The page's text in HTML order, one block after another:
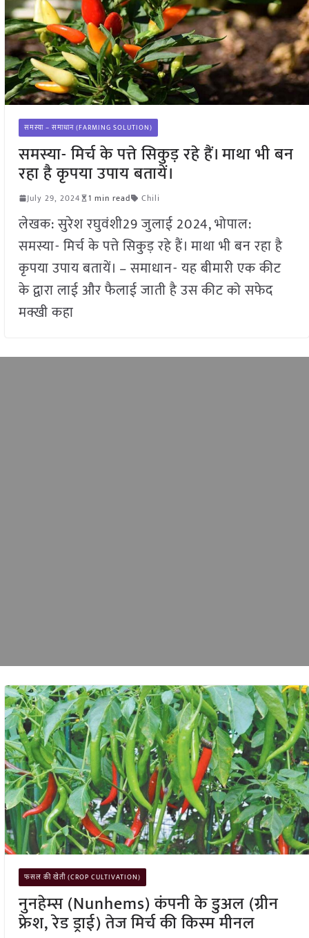
समस्या – समाधान (FARMING SOLUTION)
समस्या- मिर्च के पत्ते सिकुड़ रहे हैं। माथा भी बन
रहा है कृपया उपाय बतायें।
July 29, 2024 1 min read Chili
लेखक: सुरेश रघुवंशी29 जुलाई 2024, भोपाल:
समस्या- मिर्च के पत्ते सिकुड़ रहे हैं। माथा भी बन रहा है
कृपया उपाय बतायें। – समाधान- यह बीमारी एक कीट
के द्वारा लाई और फैलाई जाती है उस कीट को सफेद
मक्खी कहा
फसल की खेती (CROP CULTIVATION)
नुनहेम्स (Nunhems) कंपनी के डुअल (ग्रीन
फ्रेश, रेड ड्राई) तेज मिर्च की किस्म मीनल